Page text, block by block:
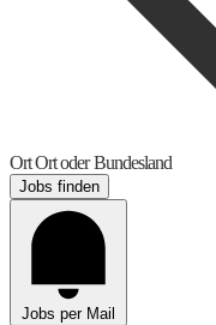
OrtOrt oder Bundesland
Jobs finden
Jobs per Mail